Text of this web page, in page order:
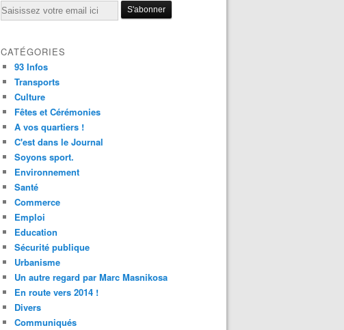
Email
CATÉGORIES
93 Infos
Transports
Culture
Fêtes et Cérémonies
A vos quartiers !
C'est dans le Journal
Soyons sport.
Environnement
Santé
Commerce
Emploi
Education
Sécurité publique
Urbanisme
Un autre regard par Marc Masnikosa
En route vers 2014 !
Divers
Communiqués